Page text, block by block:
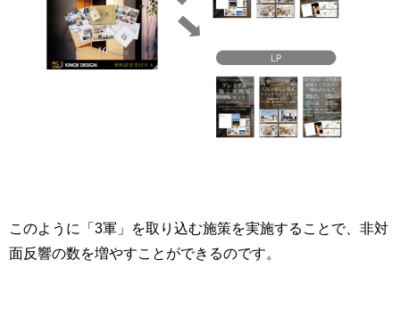
このように「3軍」を取り込む施策を実施することで、非対
面反響の数を増やすことができるのです。